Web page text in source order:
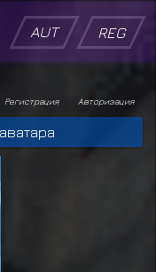
AUT REG
Авторизация
Регистрация